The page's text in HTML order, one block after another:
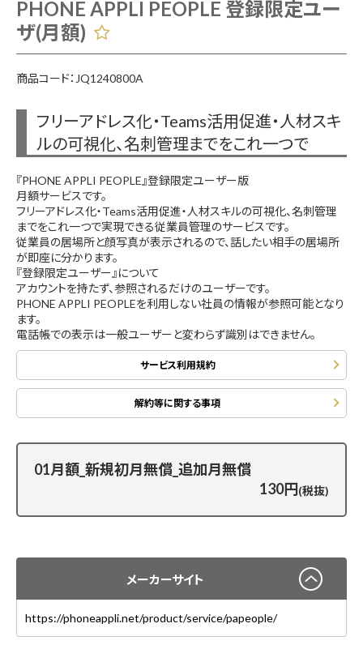
PHONE APPLI PEOPLE 登録限定ユー
ザ(月額)
商品コード：JQ1240800A
フリーアドレス化・Teams活用促進・人材スキ
ルの可視化、名刺管理までをこれ一つで
『PHONE APPLI PEOPLE』登録限定ユーザー版
月額サービスです。
フリーアドレス化・Teams活用促進・人材スキルの可視化、名刺管理
までをこれ一つで実現できる従業員管理のサービスです。
従業員の居場所と顔写真が表示されるので、話したい相手の居場所
が即座に分かります。
『登録限定ユーザー』について
アカウントを持たず、参照されるだけのユーザーです。
PHONE APPLI PEOPLEを利用しない社員の情報が参照可能となり
ます。
電話帳での表示は一般ユーザーと変わらず識別はできません。
解約等に関する事項
サービス利用規約
01月額_新規初月無償_追加月無償
130円(税抜)
メーカーサイト
https://phoneappli.net/product/service/papeople/